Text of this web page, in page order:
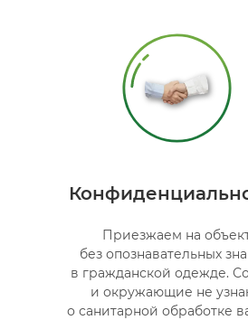
Приезжаем на
без опознавательных
в гражданской одежде.
и окружающие не
о санитарной обработке